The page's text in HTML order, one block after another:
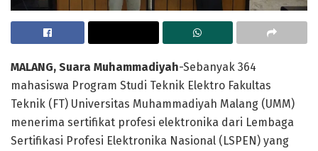
MALANG, Suara Muhammadiyah-Sebanyak 364
mahasiswa Program Studi Teknik Elektro Fakultas
Teknik (FT) Universitas Muhammadiyah Malang (UMM)
menerima sertifikat profesi elektronika dari Lembaga
Sertifikasi Profesi Elektronika Nasional (LSPEN) yang